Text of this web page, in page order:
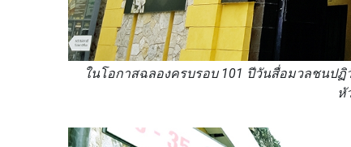
ในโอกาสฉลองครบรอบ 101 ปีวันสื่อมวลชนป
หั